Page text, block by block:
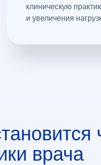
клиническую
и увеличения
врача